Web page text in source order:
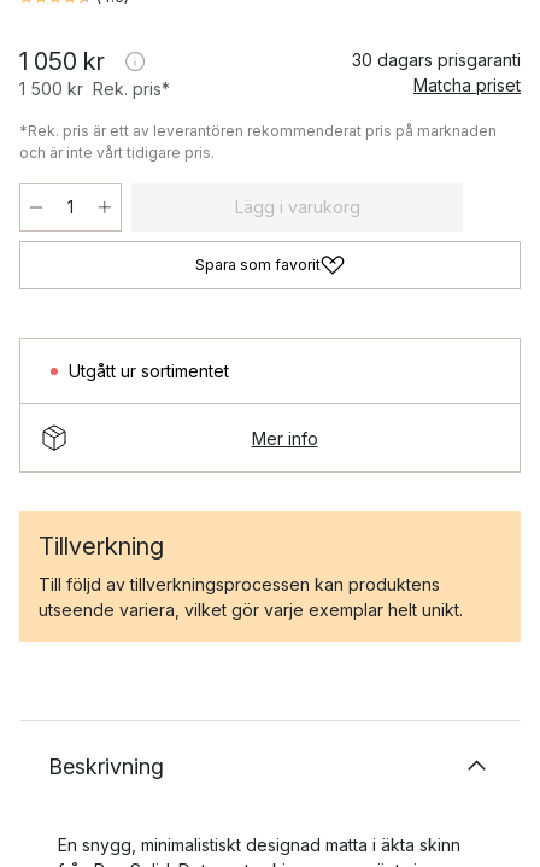
1 050 kr
1 500 kr Rek. pris*
30 dagars prisgaranti
Matcha priset
*Rek. pris är ett av leverantören rekommenderat pris på marknaden
och är inte vårt tidigare pris.
Lägg i varukorg
Spara som favorit
Utgått ur sortimentet
Mer info
Tillverkning
Till följd av tillverkningsprocessen kan produktens
utseende variera, vilket gör varje exemplar helt unikt.
Beskrivning
En snygg, minimalistiskt designad matta i äkta skinn